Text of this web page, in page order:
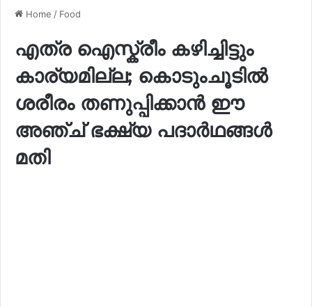
Home / Food
എത്ര ഐസ്ക്രീം കഴിച്ചിട്ടും
കാര്യമില്ല; കൊടുംചൂടിൽ
ശരീരം തണുപ്പിക്കാൻ ഈ
അഞ്ച് ഭക്ഷ്യ പദാർഥങ്ങൾ
മതി